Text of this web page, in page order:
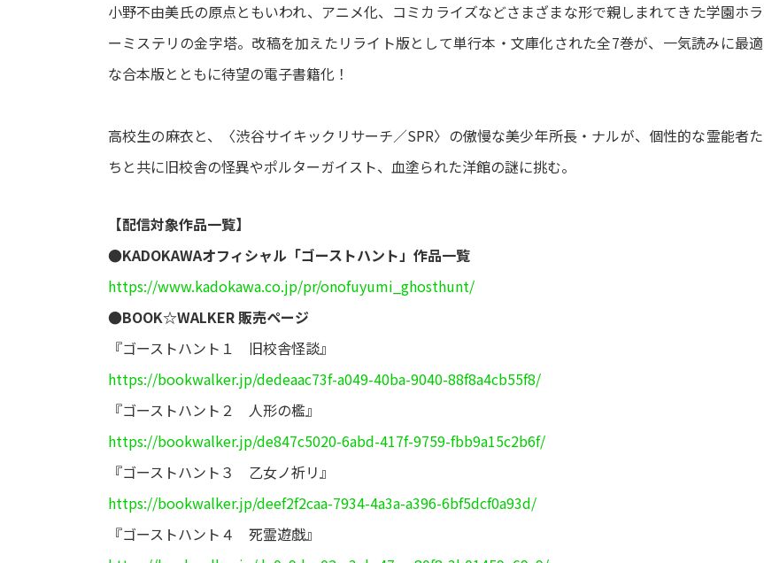
小野不由美氏の原点ともいわれ、アニメ化、コミカライズなどさまざまな形で親しまれてきた学園ホラ
ーミステリの金字塔。改稿を加えたリライト版として単行本・文庫化された全7巻が、一気読みに最適
な合本版とともに待望の電子書籍化！
高校生の麻衣と、〈渋谷サイキックリサーチ／SPR〉の傲慢な美少年所長・ナルが、個性的な霊能者た
ちと共に旧校舎の怪異やポルターガイスト、血塗られた洋館の謎に挑む。
【配信対象作品一覧】
●KADOKAWAオフィシャル「ゴーストハント」作品一覧
https://www.kadokawa.co.jp/pr/onofuyumi_ghosthunt/
●BOOK☆WALKER 販売ページ
『ゴーストハント１ 旧校舎怪談』
https://bookwalker.jp/dedeaac73f-a049-40ba-9040-88f8a4cb55f8/
『ゴーストハント２ 人形の檻』
https://bookwalker.jp/de847c5020-6abd-417f-9759-fbb9a15c2b6f/
『ゴーストハント３ 乙女ノ祈リ』
https://bookwalker.jp/deef2f2caa-7934-4a3a-a396-6bf5dcf0a93d/
『ゴーストハント４ 死霊遊戯』